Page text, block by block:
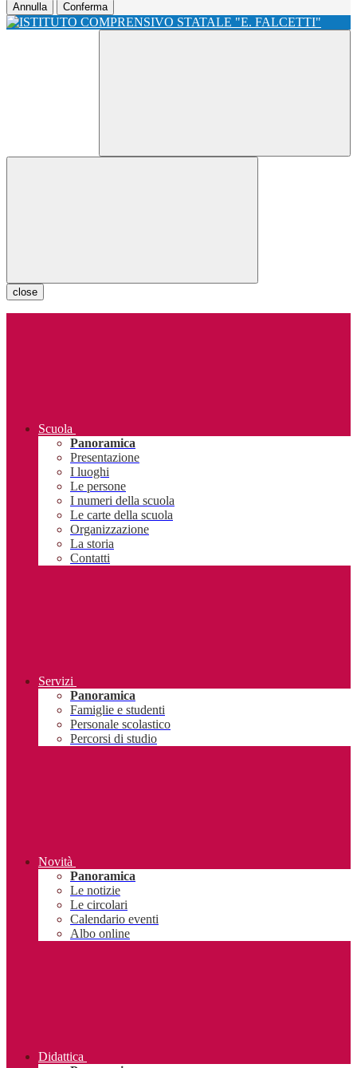
Annulla Conferma
close
Scuola
Panoramica
Presentazione
I luoghi
Le persone
I numeri della scuola
Le carte della scuola
Organizzazione
La storia
Contatti
Servizi
Panoramica
Famiglie e studenti
Personale scolastico
Percorsi di studio
Novità
Panoramica
Le notizie
Le circolari
Calendario eventi
Albo online
Didattica